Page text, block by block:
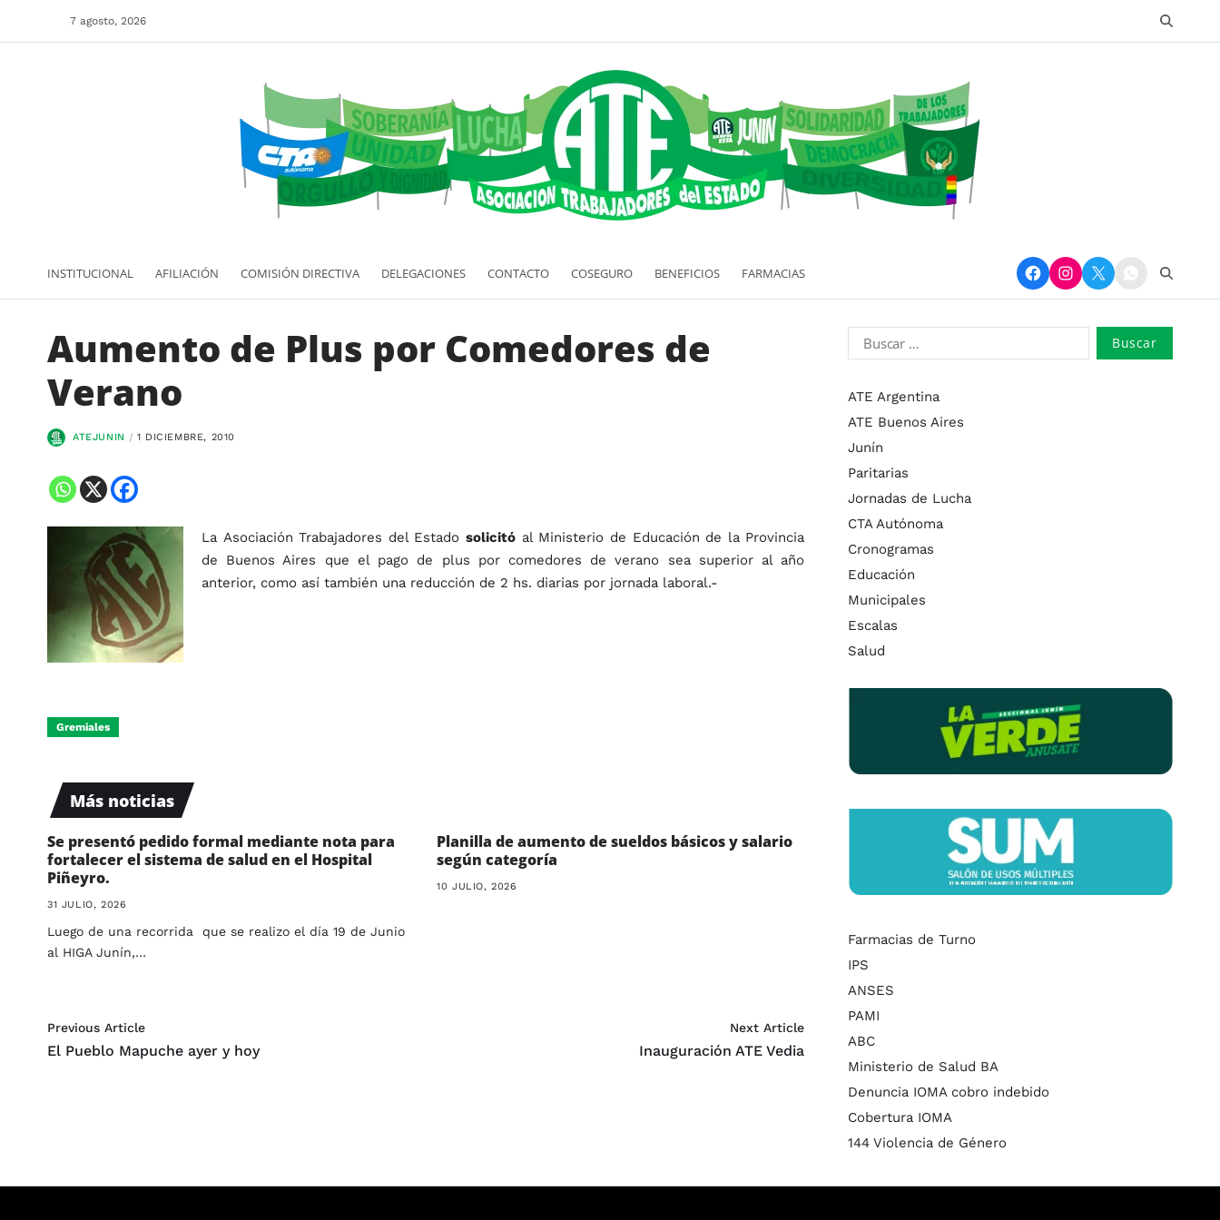
7 agosto, 2026
INSTITUCIONAL AFILIACIÓN COMISIÓN DIRECTIVA DELEGACIONES CONTACTO COSEGURO BENEFICIOS FARMACIAS
Aumento de Plus por Comedores de
Verano
ATEJUNIN 1 DICIEMBRE, 2010
La Asociación Trabajadores del Estadosolicitó al Ministerio de Educación de la Provincia
de Buenos Aires que el pago de plus por comedores de verano sea superior al año
anterior, como así también una reducción de 2 hs. diarias por jornada laboral.-
Gremiales
Más noticias
Se presentó pedido formal mediante nota para
fortalecer el sistema de salud en el Hospital
Piñeyro.
31 JULIO, 2026
Luego de una recorrida que se realizo el día 19 de Junio
al HIGA Junín,…
Planilla de aumento de sueldos básicos y salario
según categoría
10 JULIO, 2026
Previous Article
El Pueblo Mapuche ayer y hoy
Next Article
Inauguración ATE Vedia
ATE Argentina
ATE Buenos Aires
Junín
Paritarias
Jornadas de Lucha
CTA Autónoma
Cronogramas
Educación
Municipales
Escalas
Salud
Farmacias de Turno
IPS
ANSES
PAMI
ABC
Ministerio de Salud BA
Denuncia IOMA cobro indebido
Cobertura IOMA
144 Violencia de Género